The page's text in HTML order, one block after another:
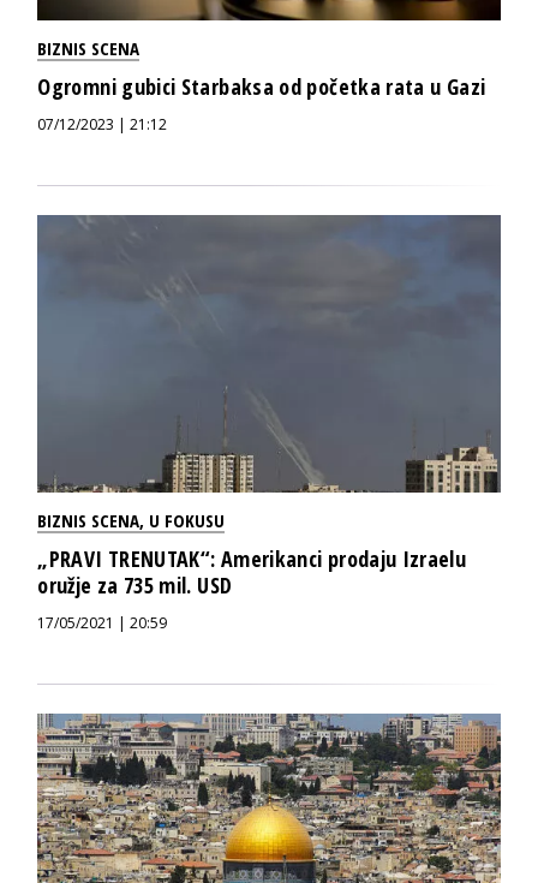
BIZNIS SCENA
Ogromni gubici Starbaksa od početka rata u Gazi
07/12/2023 | 21:12
BIZNIS SCENA, U FOKUSU
„PRAVI TRENUTAK“: Amerikanci prodaju Izraelu
oružje za 735 mil. USD
17/05/2021 | 20:59